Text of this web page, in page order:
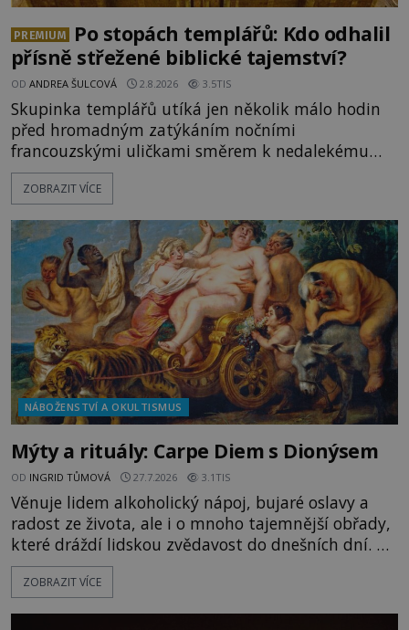
PREMIUM
Po stopách templářů: Kdo odhalil
přísně střežené biblické tajemství?
OD ANDREA ŠULCOVÁ 2.8.2026 3.5TIS
Skupinka templářů utíká jen několik málo hodin
před hromadným zatýkáním nočními
francouzskými uličkami směrem k nedalekému
přístavu. Jeden z nich má přes ramena ranec s
tajemným obsahem. Kapitán lodi už na ně čeká.
vyplouváme,“ sdělí jim. „Kam máme namířeno,
kapitáne?“ zeptá se ho jeden z templářů. „Do Sk
ZOBRAZIT VÍCE
NÁBOŽENSTVÍ A OKULTISMUS
Mýty a rituály: Carpe Diem s Dionýsem
OD INGRID TŮMOVÁ 27.7.2026 3.1TIS
Věnuje lidem alkoholický nápoj, bujaré oslavy a
radost ze života, ale i o mnoho tajemnější obřady,
které dráždí lidskou zvědavost do dnešních dní. Co
doopravdy představuje bůh, jemuž Římané říkají
Bakchus? Mytologický příběh řeckého boha
ZOBRAZIT VÍCE